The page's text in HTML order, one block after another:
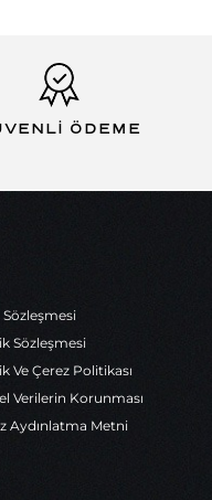
ÖDEME
Sözleşmesi
Sözleşmesi
Ve Çerez Politikası
Verilerin Korunması
Aydınlatma Metni